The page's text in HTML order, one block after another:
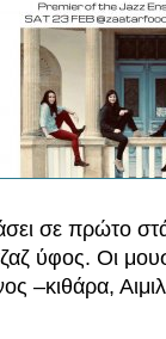
σε πρώτο
ύφος. Οι
–κιθάρα,